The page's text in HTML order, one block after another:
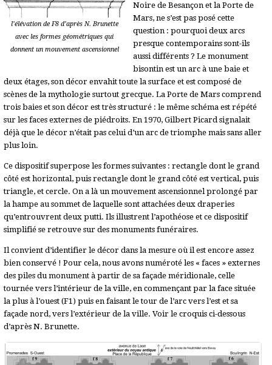
l’élévation de F8 d’après N. Brunette
avec les formes géométriques qui
donnent un mouvement ascensionnel
Noire de Besançon et la Porte de
Mars, ne s’est pas posé cette
question : pourquoi deux arcs
presque contemporains sont-ils
aussi différents ? Le monument
bisontin est un arc à une baie et
deux étages, son décor envahit toute la surface et est composé de
scènes de la mythologie surtout grecque. La Porte de Mars comprend
trois baies et son décor est très structuré : le même schéma est répété
sur les faces externes de piédroits. En 1970, Gilbert Picard signalait
déjà que le décor n’était pas celui d’un arc de triomphe mais sans aller
plus loin.
Ce dispositif superpose les formes suivantes : rectangle dont le grand
côté est horizontal, puis rectangle dont le grand côté est vertical, puis
triangle, et cercle. On a là un mouvement ascensionnel prolongé par
la hampe au sommet de laquelle sont attachées deux draperies
qu’entrouvrent deux putti. Ils illustrent l’apothéose et ce dispositif
simplifié se retrouve sur des monuments funéraires.
Il convient d’identifier le décor dans la mesure où il est encore assez
bien conservé ! Pour cela, nous avons numéroté les « faces » externes
des piles du monument à partir de sa façade méridionale, celle
tournée vers l’intérieur de la ville, en commençant par la face située
la plus à l’ouest (F1) puis en faisant le tour de l’arc vers l’est et sa
façade nord, vers l’extérieur de la ville. Voir le croquis ci-dessous
d’après N. Brunette.